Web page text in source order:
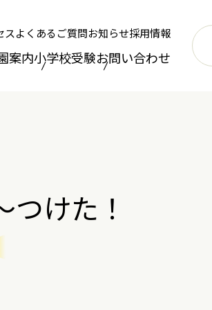
スよくあるご質問お知らせ採用情報
案内小学校受験お問い合わせ
けた！